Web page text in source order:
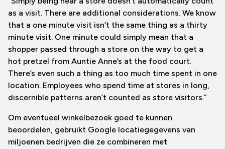
as a visit. There are additional considerations. We know
that a one minute visit isn’t the same thing as a thirty
minute visit. One minute could simply mean that a
shopper passed through a store on the way to get a
hot pretzel from Auntie Anne’s at the food court.
There’s even such a thing as too much time spent in one
location. Employees who spend time at stores in long,
discernible patterns aren’t counted as store visitors.”
Om eventueel winkelbezoek goed te kunnen
beoordelen, gebruikt Google locatiegegevens van
miljoenen bedrijven die ze combineren met